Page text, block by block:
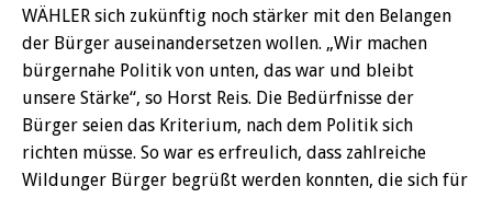
WÄHLER sich zukünftig noch stärker mit den Belangen
der Bürger auseinandersetzen wollen. „Wir machen
bürgernahe Politik von unten, das war und bleibt
unsere Stärke“, so Horst Reis. Die Bedürfnisse der
Bürger seien das Kriterium, nach dem Politik sich
richten müsse. So war es erfreulich, dass zahlreiche
Wildunger Bürger begrüßt werden konnten, die sich für